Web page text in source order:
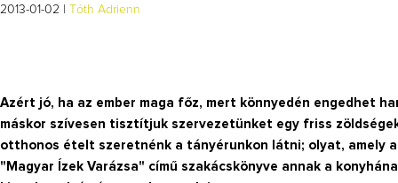
2013-01-02 | Tóth Adrienn
Azért jó, ha az ember maga főz, mert könnyedén engedhet
máskor szívesen tisztítjuk szervezetünket egy friss
otthonos ételt szeretnénk a tányérunkon látni; olyat, amely
"Magyar Ízek Varázsa" című szakácskönyve annak a